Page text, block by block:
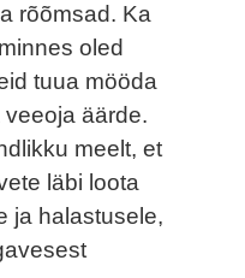
rõõmsad. Ka
oled
tuua mööda
äärde.
meelt, et
läbi loota
ja halastusele,